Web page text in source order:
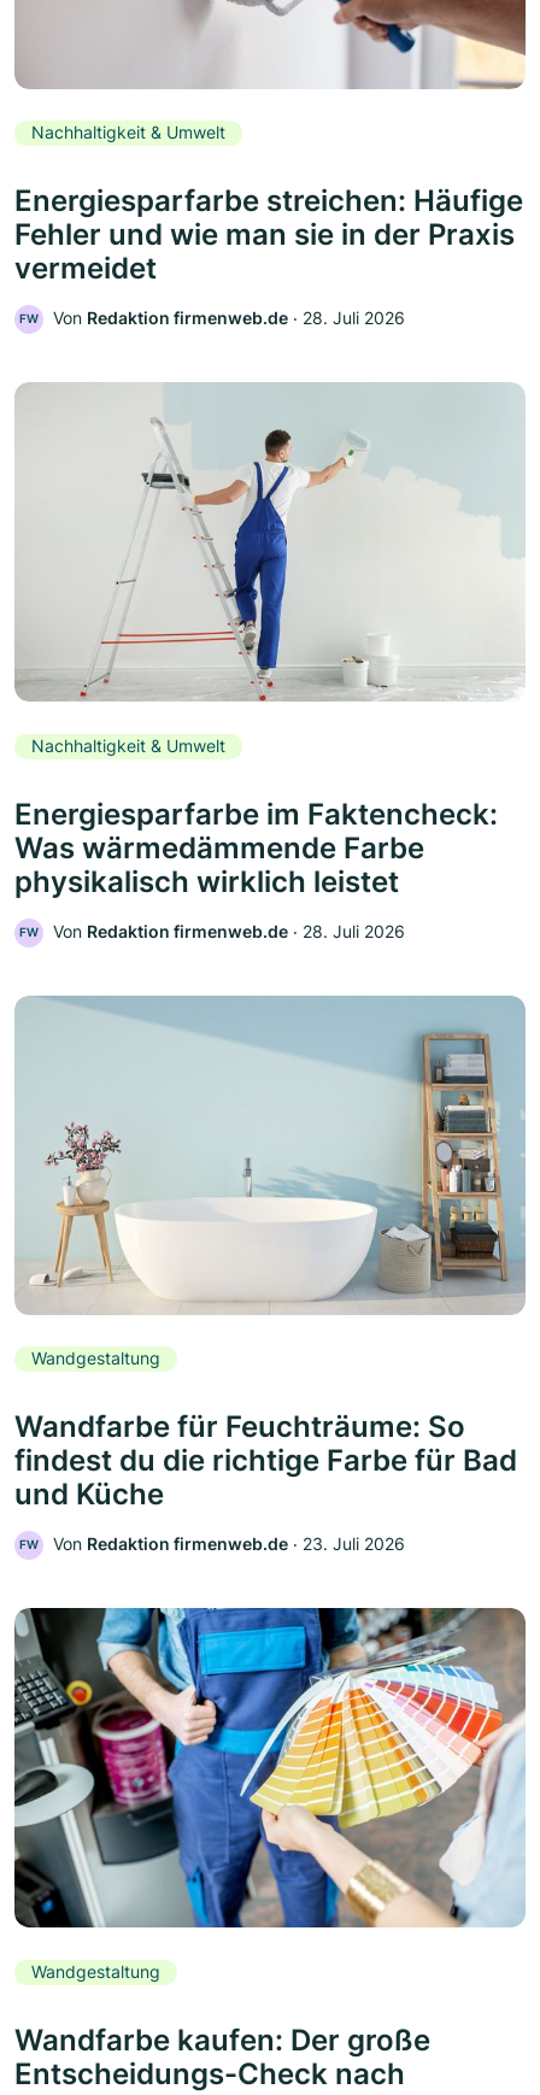
Nachhaltigkeit & Umwelt
Energiesparfarbe streichen: Häufige
Fehler und wie man sie in der Praxis
vermeidet
FW Von Redaktion firmenweb.de ‧ 28. Juli 2026
Nachhaltigkeit & Umwelt
Energiesparfarbe im Faktencheck:
Was wärmedämmende Farbe
physikalisch wirklich leistet
FW Von Redaktion firmenweb.de ‧ 28. Juli 2026
Wandgestaltung
Wandfarbe für Feuchträume: So
findest du die richtige Farbe für Bad
und Küche
FW Von Redaktion firmenweb.de ‧ 23. Juli 2026
Wandgestaltung
Wandfarbe kaufen: Der große
Entscheidungs-Check nach